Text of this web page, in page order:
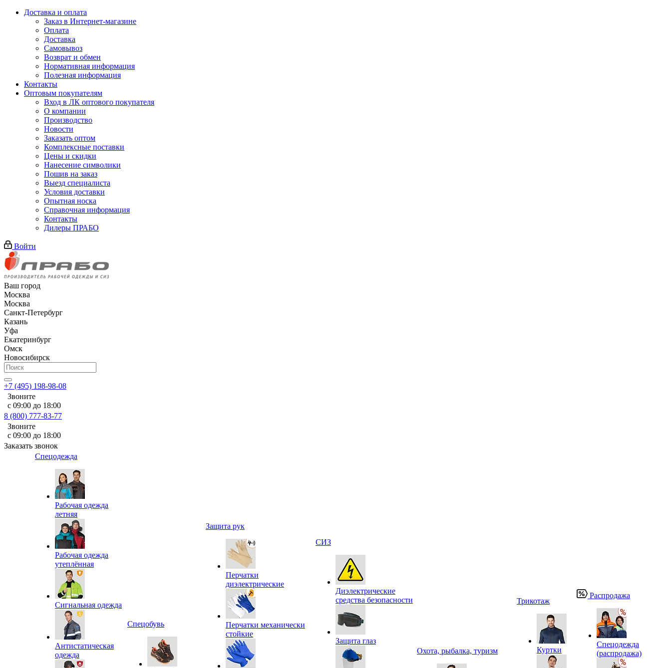
Доставка и оплата
Заказ в Интернет-магазине
Оплата
Доставка
Самовывоз
Возврат и обмен
Нормативная информация
Полезная информация
Контакты
Оптовым покупателям
Вход в ЛК оптового покупателя
О компании
Производство
Новости
Заказать оптом
Комплексные поставки
Цены и скидки
Нанесение символики
Пошив на заказ
Выезд специалиста
Условия доставки
Опытная носка
Справочная информация
Контакты
Дилеры ПРАБО
Войти
Ваш город
Москва
Москва
Санкт-Петербург
Казань
Уфа
Екатеринбург
Омск
Новосибирск
+7 (495) 198-98-08
Звоните
с 09:00 до 18:00
8 (800) 777-83-77
Звоните
с 09:00 до 18:00
Заказать звонок
Спецодежда
Рабочая одежда
летняя
Рабочая одежда
утеплённая
Сигнальная одежда
Антистатическая
одежда
Спецобувь
Защита рук
Перчатки
диэлектрические
Перчатки механически
стойкие
СИЗ
Диэлектрические
средства безопасности
Защита глаз
Охота, рыбалка, туризм
Трикотаж
Куртки
Распродажа
Спецодежда
(распродажа)